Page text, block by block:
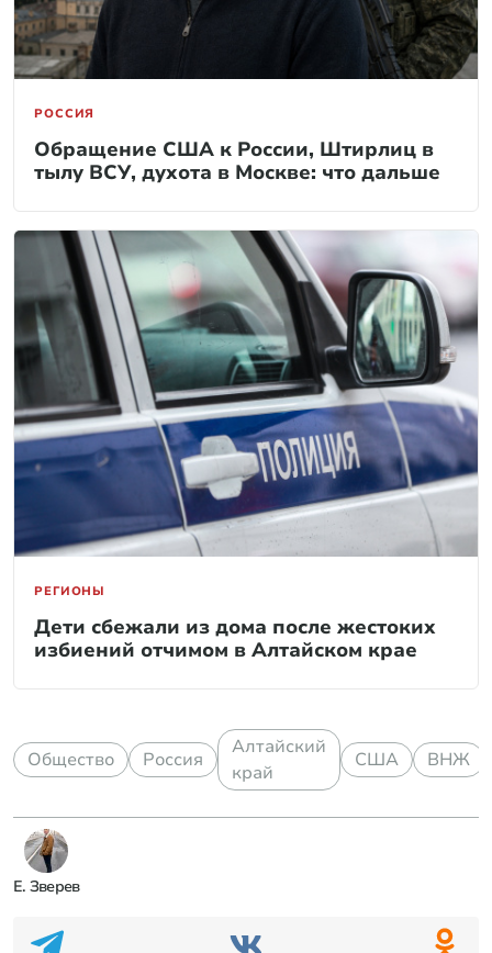
РОССИЯ
Обращение США к России, Штирлиц в
тылу ВСУ, духота в Москве: что дальше
РЕГИОНЫ
Дети сбежали из дома после жестоких
избиений отчимом в Алтайском крае
Общество Россия
Алтайский
край
США ВНЖ
Е. Зверев